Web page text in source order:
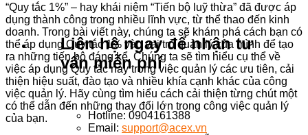
Liên hệ ngay để nhận tư
vấn miễn phí
Hotline: 0904161388
Email: support@acex.vn
“Quy tắc 1%” – hay khái niệm “Tiến bộ luỹ thừa” đã được áp
dụng thành công trong nhiều lĩnh vực, từ thể thao đến kinh
doanh. Trong bài viết này, chúng ta sẽ khám phá cách bạn có
thể áp dụng Quy tắc 1% vào vai trò quản lý của mình để tạo
ra những tiến bộ đáng kể. Chúng ta sẽ tìm hiểu cụ thể về
việc áp dụng Quy tắc này trong việc quản lý các ưu tiên, cải
thiện hiệu suất, đào tạo và nhiều khía cạnh khác của công
việc quản lý. Hãy cùng tìm hiểu cách cải thiện từng chút một
có thể dẫn đến những thay đổi lớn trong công việc quản lý
của bạn.